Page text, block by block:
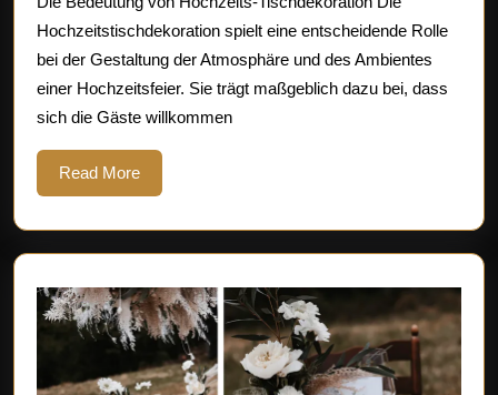
Stilvoll
den
Tisch
gestalten
Hochzeitstischdekoration spielt eine entscheidende Rolle
bei der Gestaltung der Atmosphäre und des Ambientes
einer Hochzeitsfeier. Sie trägt maßgeblich dazu bei, dass
sich die Gäste willkommen
Read MoreRead
More